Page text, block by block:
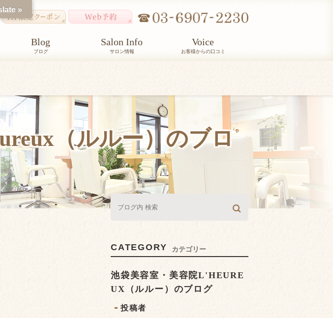
Blog
ブログ
Salon Info
サロン情報
Voice
お客様からの口コミ
（ルルー）のブロ
CATEGORY カテゴリー
池袋美容室・美容院L'HEURE
UX（ルルー）のブログ
投稿者
»